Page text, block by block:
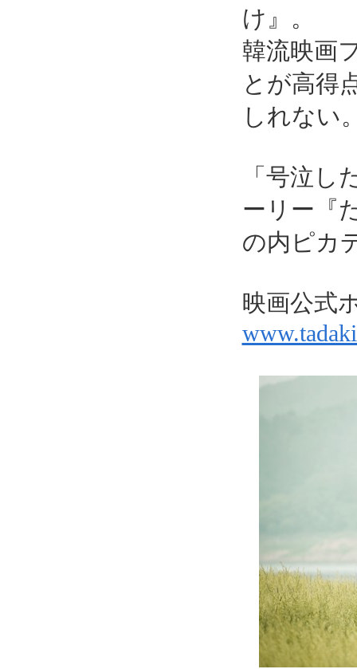
け』。
韓流映画
とが高得
しれない
「号泣し
ーリー『
の内ピカ
映画公式